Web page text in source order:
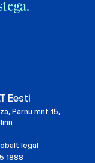
Eesti
Pärnu mnt 15,
1888